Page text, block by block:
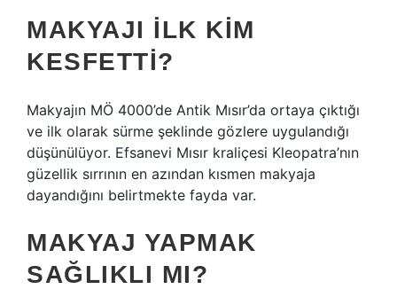
MAKYAJI ILK KIM
KESFETTI?
Makyajın MÖ 4000’de Antik Mısır’da ortaya çıktığı
ve ilk olarak sürme şeklinde gözlere uygulandığı
düşünülüyor. Efsanevi Mısır kraliçesi Kleopatra’nın
güzellik sırrının en azından kısmen makyaja
dayandığını belirtmekte fayda var.
MAKYAJ YAPMAK
SAĞLIKLI MI?